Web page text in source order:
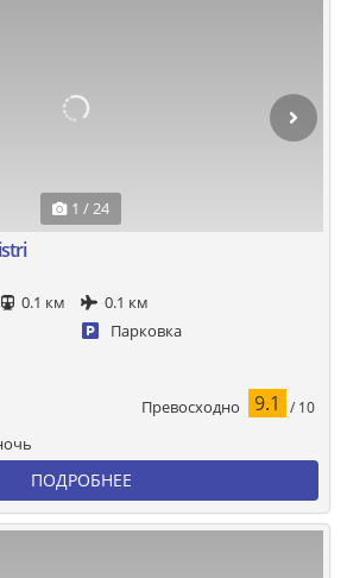
1 / 24
0.1 км
0.1 км
Парковка
Превосходно 9.1 / 10
ПОДРОБНЕЕ